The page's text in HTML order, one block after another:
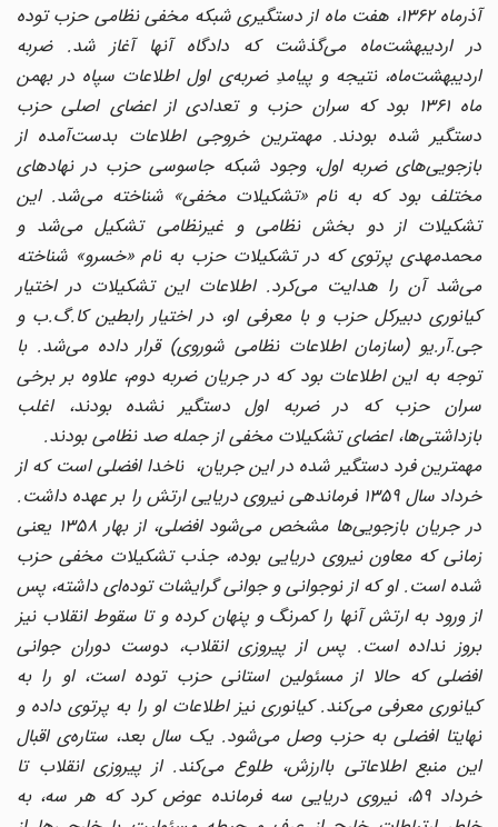
آذرماه ۱۳۶۲، هفت ماه از دستگیری شبکه مخفی نظامی حزب توده
در اردیبهشت‌ماه می‌گذشت که دادگاه آنها آغاز شد. ضربه
اردیبهشت‌ماه، نتیجه و پیامدِ ضربه‌ی اول اطلاعات سپاه در بهمن
ماه ۱۳۶۱ بود که سران حزب و تعدادی از اعضای اصلی حزب
دستگیر شده بودند. مهمترین خروجی اطلاعات بدست‌آمده از
بازجویی‌های ضربه اول، وجود شبکه جاسوسی حزب در نهادهای
مختلف بود که به نام «تشکیلات مخفی» شناخته می‌شد. این
تشکیلات از دو بخش نظامی و غیرنظامی تشکیل می‌شد و
محمدمهدی پرتوی که در تشکیلات حزب به نام «خسرو» شناخته
می‌شد آن را هدایت می‌کرد. اطلاعات این تشکیلات در اختیار
کیانوری دبیرکل حزب و با معرفی او، در اختیار رابطین کا.گ.ب و
جی.آر.یو (سازمان اطلاعات نظامی شوروی) قرار داده می‌شد. با
توجه به این اطلاعات بود که در جریان ضربه دوم، علاوه بر برخی
سران حزب که در ضربه اول دستگیر نشده بودند، اغلب
بازداشتی‌ها، اعضای تشکیلات مخفی از جمله صد نظامی بودند.
مهمترین فرد دستگیر شده در این جریان، ناخدا افضلی است که از
خرداد سال ۱۳۵۹ فرماندهی نیروی دریایی ارتش را بر عهده داشت.
در جریان بازجویی‌ها مشخص می‌شود افضلی، از بهار ۱۳۵۸ یعنی
زمانی که معاون نیروی دریایی بوده، جذب تشکیلات مخفی حزب
شده است. او که از نوجوانی و جوانی گرایشات توده‌ای داشته، پس
از ورود به ارتش آنها را کمرنگ و پنهان کرده و تا سقوط انقلاب نیز
بروز نداده است. پس از پیروزی انقلاب، دوست دوران جوانی
افضلی که حالا از مسئولین استانی حزب توده است، او را به
کیانوری معرفی می‌کند. کیانوری نیز اطلاعات او را به پرتوی داده و
نهایتا افضلی به حزب وصل می‌شود. یک سال بعد، ستاره‌ی اقبال
این منبع اطلاعاتی باارزش، طلوع می‌کند. از پیروزی انقلاب تا
خرداد ۵۹، نیروی دریایی سه فرمانده عوض کرد که هر سه، به